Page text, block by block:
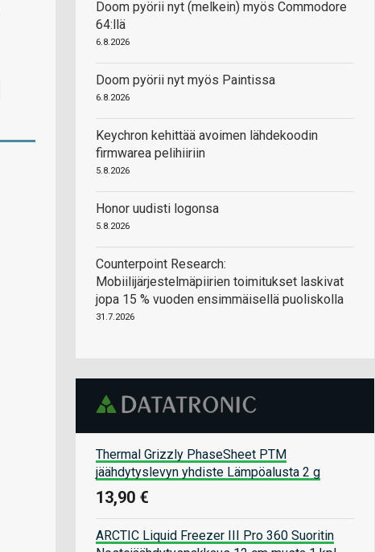
Doom pyörii nyt (melkein) myös Commodore
64:llä
6.8.2026
Doom pyörii nyt myös Paintissa
6.8.2026
Keychron kehittää avoimen lähdekoodin
firmwarea pelihiiriin
5.8.2026
Honor uudisti logonsa
5.8.2026
Counterpoint Research:
Mobiilijärjestelmäpiirien toimitukset laskivat
jopa 15 % vuoden ensimmäisellä puoliskolla
31.7.2026
Thermal Grizzly PhaseSheet PTM
jäähdytyslevyn yhdiste Lämpöalusta 2 g
13,90 €
ARCTIC Liquid Freezer III Pro 360 Suoritin